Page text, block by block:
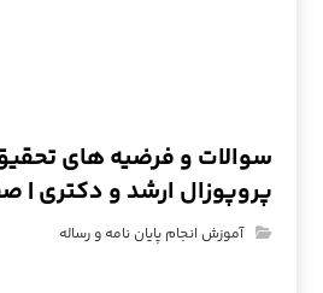
سوالات و فرضیه های
پروپوزال ارشد و دکتری |
آموزش انجام پایان نامه و رساله